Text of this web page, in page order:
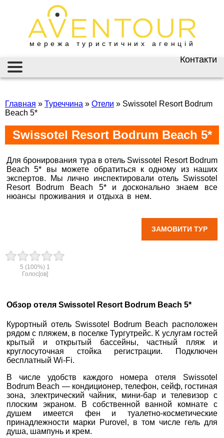
мережа туристичних агенцій
Контакти
Київ
Васильківська 34
+38 (099) 180-32-43,
+38 (093) 180-32-43,
0800 33 01 80
kyiv@aventour.ua
Пн. - Пт. 9:00 - 18:00
Сб 10:00 - 15:00
0800 33 01 80
Пн. - Пт. 9:00 - 18:00
Сб 10:00 - 15:00
Запоріжжя
пр. Соборний 216
+38 (067) 180-32-43,
AVENTOUR / АВЕНТУР
ІНФОРМАЦІЯ
ВІЗИ
НАЙКРАЩІ ПРОПОЗИЦІЇ
ВАКАНСІЇ
Главная » Туреччина » Отели » Swissotel Resort Bodrum
Beach 5*
Swissotel Resort Bodrum Beach 5*
Для бронирования тура в отель Swissotel Resort Bodrum
Beach 5* вы можете обратиться к одному из наших
экспертов. Мы лично инспектировали отель Swissotel
Resort Bodrum Beach 5* и досконально знаем все
нюансы проживания и отдыха в нем.
ЗАМОВИТИ ТУР
5 (100%) 1
Голос[ов]
Обзор отеля Swissotel Resort Bodrum Beach 5*
Курортный отель Swissotel Bodrum Beach расположен
рядом с пляжем, в поселке Тургутрейс. К услугам гостей
крытый и открытый бассейны, частный пляж и
круглосуточная стойка регистрации. Подключен
бесплатный Wi-Fi.
В числе удобств каждого номера отеля Swissotel
Bodrum Beach — кондиционер, телефон, сейф, гостиная
зона, электрический чайник, мини-бар и телевизор с
плоским экраном. В собственной ванной комнате с
душем имеется фен и туалетно-косметические
принадлежности марки Purovel, в том числе гель для
душа, шампунь и крем.